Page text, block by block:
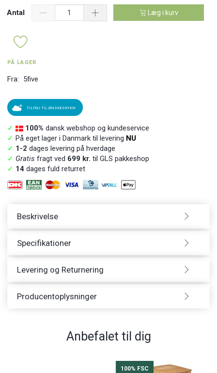
Antal Læg i kurv
PÅ LAGER
Fra: 5five
TILFØJ TIL ØNSKESKYEN
✓ 100% dansk webshop og kundeservice
✓ På eget lager i Danmark til levering NU
✓ 1-2 dages levering på hverdage
✓ Gratis fragt ved 699 kr. til GLS pakkeshop
✓ 14 dages fuld returret
Beskrivelse
Specifikationer
Levering og Returnering
Producentoplysninger
Anbefalet til dig
100% FSC